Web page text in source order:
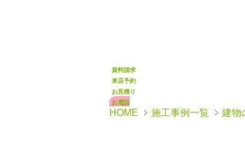
資料請求
来店予約
お見積り
お電話
HOME 施工事例一覧 建物